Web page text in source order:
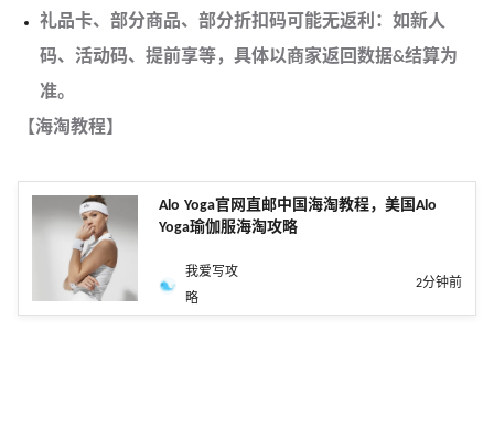
礼品卡、部分商品、部分折扣码可能无返利：如新人
码、活动码、提前享等，具体以商家返回数据&结算为
准。
【海淘教程】
Alo Yoga官网直邮中国海淘教程，美国Alo
Yoga瑜伽服海淘攻略
我爱写攻
略
2分钟前